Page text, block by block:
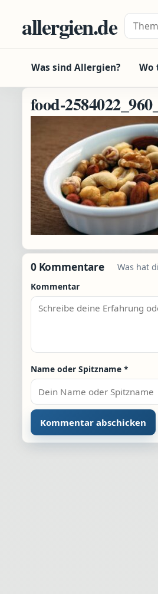
allergien.de
Was sind Allergien? Wo
food-
0 Kommentare
Was hat
Kommentar
Name oder Spitzname *